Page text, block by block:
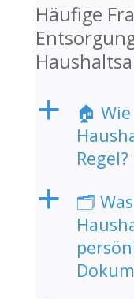
Häufige
a
🏠
Regel?
a
🗂️